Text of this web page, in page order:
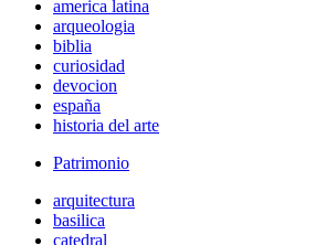
america latina
arqueologia
biblia
curiosidad
devocion
españa
historia del arte
Patrimonio
arquitectura
basilica
catedral